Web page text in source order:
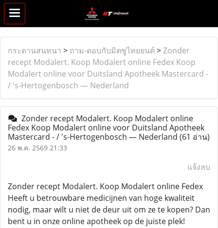
กระดานสนทนา > ถาม-ตอบกับมิตซูไทยยนต์ >Zonder
recept Modalert. Koop Modalert online Fedex Koop
Modalert online voor Duitsland Apotheek Mastercard -
/ 's-Hertogenbosch — Nederland
Zonder recept Modalert. Koop Modalert online
Fedex Koop Modalert online voor Duitsland Apotheek
Mastercard - / 's-Hertogenbosch — Nederland (61 อ่าน)
26 พ.ค. 2569 21:33
แจ้งลบ
Zonder recept Modalert. Koop Modalert online Fedex
Heeft u betrouwbare medicijnen van hoge kwaliteit
nodig, maar wilt u niet de deur uit om ze te kopen? Dan
bent u in onze online apotheek op de juiste plek!